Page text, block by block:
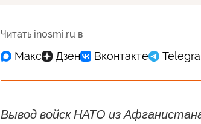
Читать inosmi.ru в
Вывод войск НАТО из